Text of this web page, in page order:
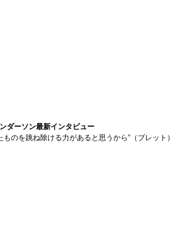
ダーソン最新インタビュー
のを跳ね除ける力があると思うから”（ブレット）